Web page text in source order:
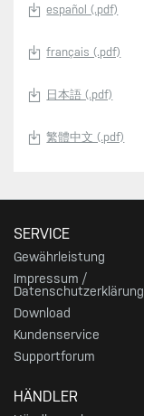
español (.pdf)
français (.pdf)
日本語 (.pdf)
繁體中文 (.pdf)
SERVICE
Gewährleistung
Impressum /
Datenschutzerklärung
Download
Kundenservice
Supportforum
HÄNDLER